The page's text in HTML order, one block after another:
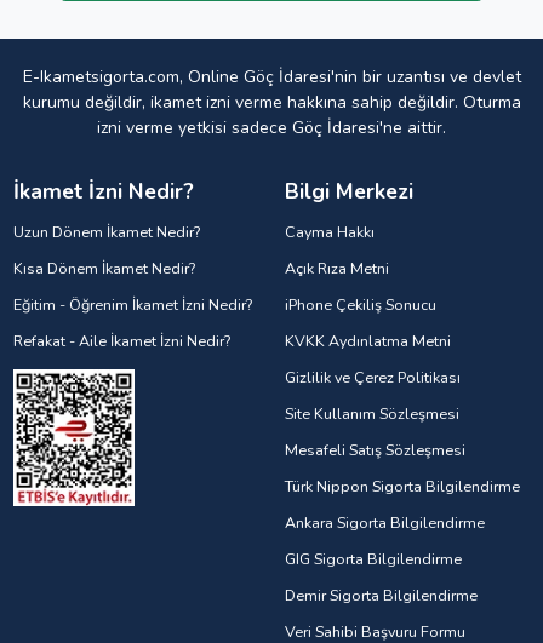
E-Ikametsigorta.com, Online Göç İdaresi'nin bir uzantısı ve devlet
kurumu değildir, ikamet izni verme hakkına sahip değildir. Oturma
izni verme yetkisi sadece Göç İdaresi'ne aittir.
İkamet İzni Nedir?
Uzun Dönem İkamet Nedir?
Kısa Dönem İkamet Nedir?
Eğitim - Öğrenim İkamet İzni Nedir?
Refakat - Aile İkamet İzni Nedir?
Bilgi Merkezi
Cayma Hakkı
Açık Rıza Metni
iPhone Çekiliş Sonucu
KVKK Aydınlatma Metni
Gizlilik ve Çerez Politikası
Site Kullanım Sözleşmesi
Mesafeli Satış Sözleşmesi
Türk Nippon Sigorta Bilgilendirme
Ankara Sigorta Bilgilendirme
GIG Sigorta Bilgilendirme
Demir Sigorta Bilgilendirme
Veri Sahibi Başvuru Formu